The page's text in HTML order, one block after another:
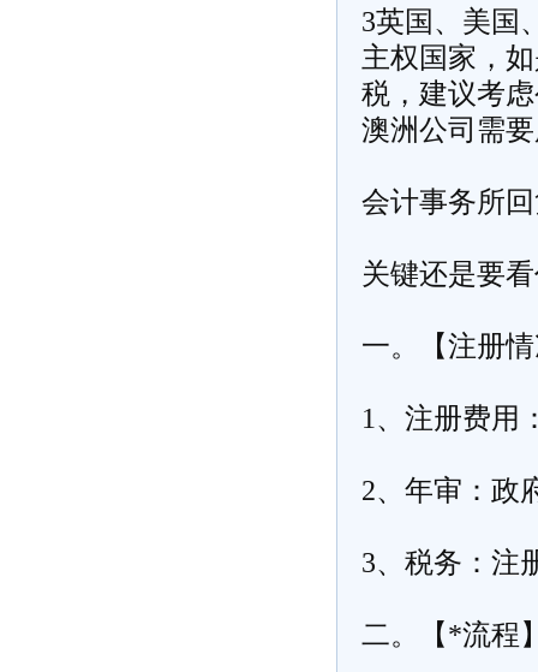
3英国、美国
主权国家，
税，建议考
澳洲公司需
会计事务所
关键还是要
一。【注册
1、注册费用
2、年审：政
3、税务：注
二。【*流程